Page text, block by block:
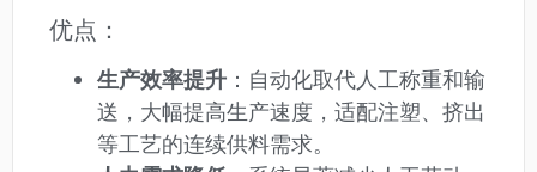
优点：
生产效率提升 ：自动化取代人工称重和输
送，大幅提高生产速度，适配注塑、挤出
等工艺的连续供料需求。